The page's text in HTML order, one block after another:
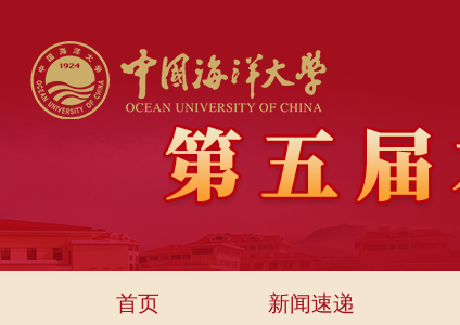
首页 新闻速递